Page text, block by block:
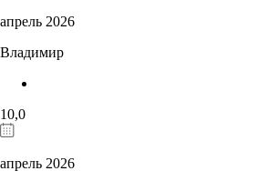
апрель 2026
Владимир
10,0
апрель 2026